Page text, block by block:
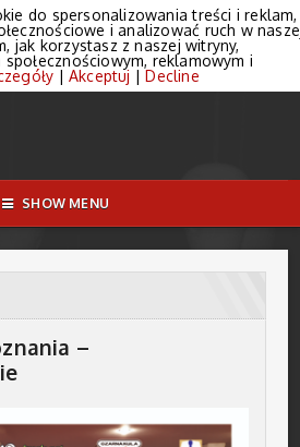
SHOW MENU
–
do spersonalizowania treści i reklam,
i analizować ruch w
jak korzystasz z naszej witryny,
reklamowym i
| Akceptuj |Decline